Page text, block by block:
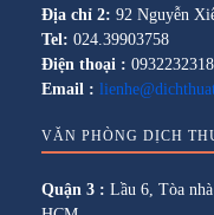
Địa chỉ 2: 92 Nguyễn
Tel: 024.39903758
Điện thoại : 0932232318
Email :
VĂN PHÒNG DỊCH
Quận 3 : Lầu 6, Tòa